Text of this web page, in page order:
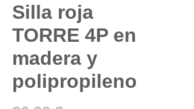
Silla roja
TORRE 4P en
madera y
polipropileno